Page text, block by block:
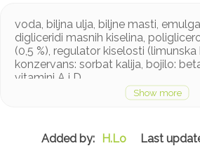
voda, biljna ulja, biljne masti,
digliceridi masnih kiselina,
(0,5 %), regulator kiselosti (limunska
konzervans: sorbat kalija, bojilo:
vitamini A i D
Proizvod može sadržavati tragove
H.Lo